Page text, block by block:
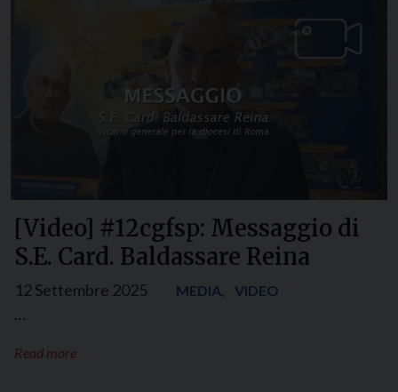
[Video] #12cgfsp: Messaggio di
S.E. Card. Baldassare Reina
12 Settembre 2025 MEDIA, VIDEO
…
Read more